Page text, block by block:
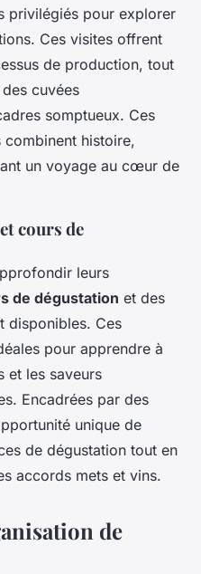
privilégiés pour explorer
Ces visites offrent
de production, tout
cuvées
somptueux. Ces
combinent histoire,
un voyage au cœur de
cours de
leurs
de dégustation et des
disponibles. Ces
pour apprendre à
et les saveurs
Encadrées par des
unique de
de dégustation tout en
accords mets et vins.
de